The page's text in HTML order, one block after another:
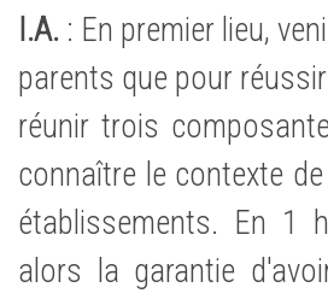
I.A. : En premier lieu,
parents que pour
réunir trois
connaître le contexte
établissements. En 1
alors la garantie